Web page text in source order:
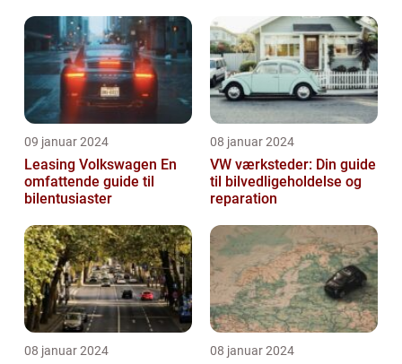
09 januar 2024
Leasing Volkswagen En
omfattende guide til
bilentusiaster
08 januar 2024
VW værksteder: Din guide
til bilvedligeholdelse og
reparation
08 januar 2024 08 januar 2024